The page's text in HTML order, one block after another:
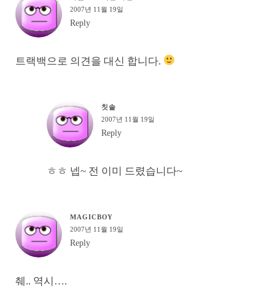
2007년 11월 19일
Reply
트랙백으로 의견을 대신 합니다.
칫솔
2007년 11월 19일
Reply
ㅎㅎ 넵~ 전 이미 드렸습니다~
MAGICBOY
2007년 11월 19일
Reply
췌.. 역시….